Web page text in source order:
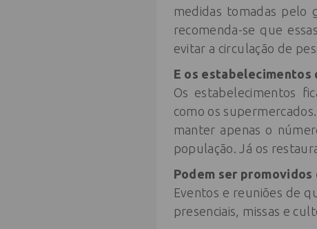
medidas tomadas pelo
recomenda-se que
evitar a circulação de
E os estabelecimentos
Os estabelecimentos
como os
manter apenas o
população. Já os
Podem ser promovidos
Eventos e reuniões de
presenciais, missas e